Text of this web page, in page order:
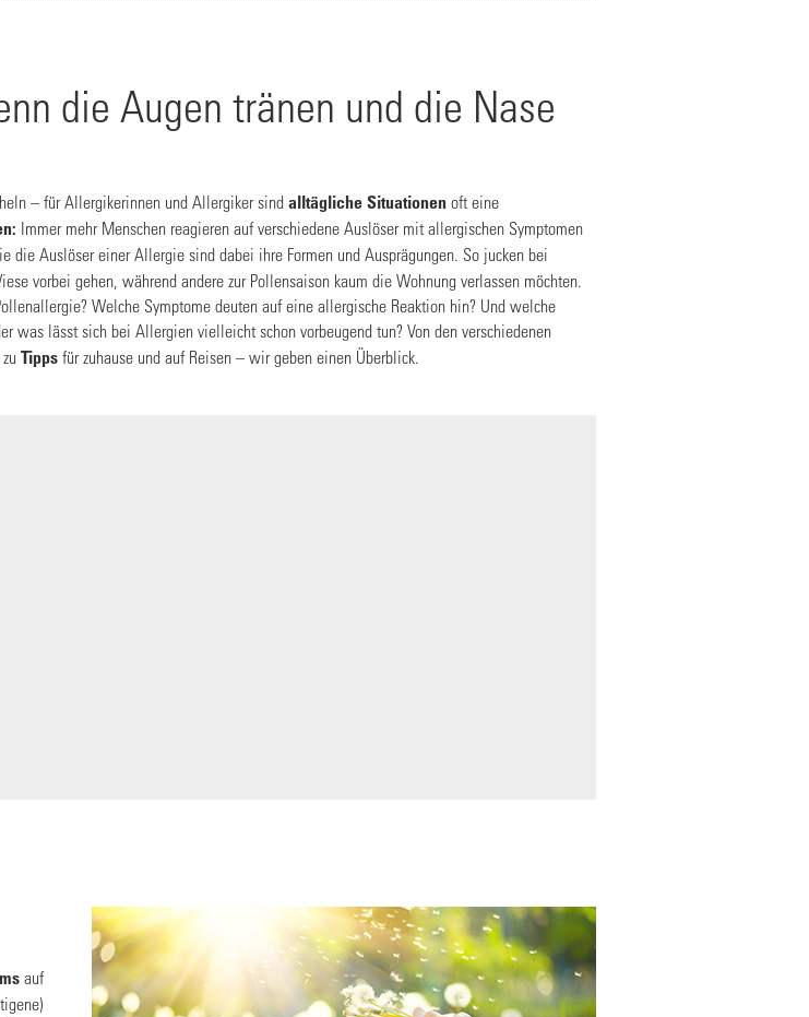
die Augen tränen und die Nase
– für Allergikerinnen und Allergiker sind alltägliche Situationen oft eine
Immer mehr Menschen reagieren auf verschiedene Auslöser mit allergischen Symptomen
die Auslöser einer Allergie sind dabei ihre Formen und Ausprägungen. So jucken bei
vorbei gehen, während andere zur Pollensaison kaum die Wohnung verlassen möchten.
Welche Symptome deuten auf eine allergische Reaktion hin? Und welche
was lässt sich bei Allergien vielleicht schon vorbeugend tun? Von den verschiedenen
Tipps für zuhause und auf Reisen – wir geben einen Überblick.
auf